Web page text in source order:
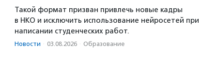
Такой формат призван привлечь новые кадры
в НКО и исключить использование нейросетей при
написании студенческих работ.
Новости · 03.08.2026 · Образование